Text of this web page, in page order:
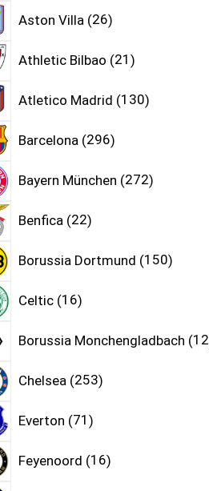
Aston Villa 26
Athletic Bilbao 21
Atletico Madrid 130
Barcelona 296
Bayern München 272
Benfica 22
Borussia Dortmund 150
Celtic 16
Borussia Monchengladbach 12
Chelsea 253
Everton 71
Feyenoord 16